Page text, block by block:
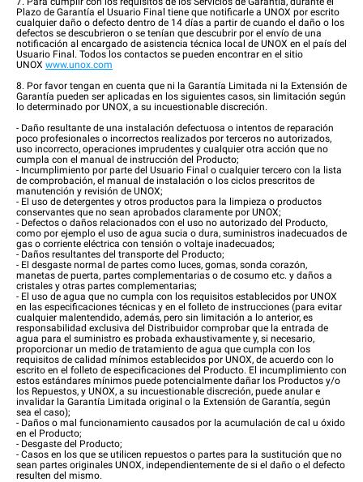
Plazo de Garantía el Usuario Final tiene que notificarle a UNOX por escrito
cualquier daño o defecto dentro de 14 días a partir de cuando el daño o los
defectos se descubrieron o se tenían que descubrir por el envío de una
notificación al encargado de asistencia técnica local de UNOX en el país del
Usuario Final. Todos los contactos se pueden encontrar en el sitio
UNOX www.unox.com
8. Por favor tengan en cuenta que ni la Garantía Limitada ni la Extensión de
Garantía pueden ser aplicadas en los siguientes casos, sin limitación según
lo determinado por UNOX, a su incuestionable discreción.
- Daño resultante de una instalación defectuosa o intentos de reparación
poco profesionales o incorrectos realizados por terceros no autorizados,
uso incorrecto, operaciones imprudentes y cualquier otra acción que no
cumpla con el manual de instrucción del Producto;
- Incumplimiento por parte del Usuario Final o cualquier tercero con la lista
de comprobación, el manual de instalación o los ciclos prescritos de
manutención y revisión de UNOX;
- El uso de detergentes y otros productos para la limpieza o productos
conservantes que no sean aprobados claramente por UNOX;
- Defectos o daños relacionados con el uso no autorizado del Producto,
como por ejemplo el uso de agua sucia o dura, suministros inadecuados de
gas o corriente eléctrica con tensión o voltaje inadecuados;
- Daños resultantes del transporte del Producto;
- El desgaste normal de partes como luces, gomas, sonda corazón,
manetas de puerta, partes complementarias o de cosumo etc. y daños a
cristales y otras partes complementarias;
- El uso de agua que no cumpla con los requisitos establecidos por UNOX
en las especificaciones técnicas y en el folleto de instrucciones (para evitar
cualquier malentendido, además, pero sin limitación a lo anterior, es
responsabilidad exclusiva del Distribuidor comprobar que la entrada de
agua para el suministro es probada exhaustivamente y, si necesario,
proporcionar un medio de tratamiento de agua que cumpla con los
requisitos de calidad mínimos establecidos por UNOX, de acuerdo con lo
escrito en el folleto de especificaciones del Producto. El incumplimiento con
estos estándares mínimos puede potencialmente dañar los Productos y/o
los Repuestos, y UNOX, a su incuestionable discreción, puede anular e
invalidar la Garantía Limitada original o la Extensión de Garantía, según
sea el caso);
- Daños o mal funcionamiento causados por la acumulación de cal u óxido
en el Producto;
- Desgaste del Producto;
- Casos en los que se utilicen repuestos o partes para la sustitución que no
sean partes originales UNOX, independientemente de si el daño o el defecto
resulten del mismo.